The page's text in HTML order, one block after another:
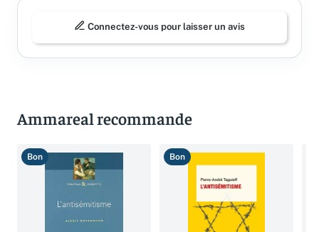
Connectez-vous pour laisser un avis
Ammareal recommande
Bon Bon